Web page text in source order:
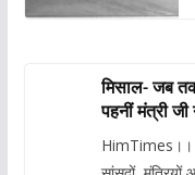
मिसाल- जब
पहनीं मंत्री
HimTimes।।